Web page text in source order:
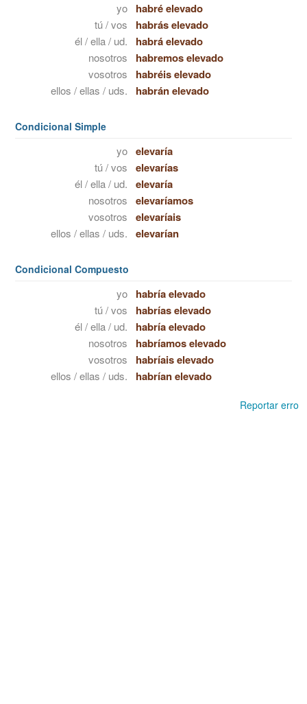
yo habré elevado
tú / vos habrás elevado
él / ella / ud. habrá elevado
nosotros habremos elevado
vosotros habréis elevado
ellos / ellas / uds. habrán elevado
Condicional Simple
yo elevaría
tú / vos elevarías
él / ella / ud. elevaría
nosotros elevaríamos
vosotros elevaríais
ellos / ellas / uds. elevarían
Condicional Compuesto
yo habría elevado
tú / vos habrías elevado
él / ella / ud. habría elevado
nosotros habríamos elevado
vosotros habríais elevado
ellos / ellas / uds. habrían elevado
Reportar erro